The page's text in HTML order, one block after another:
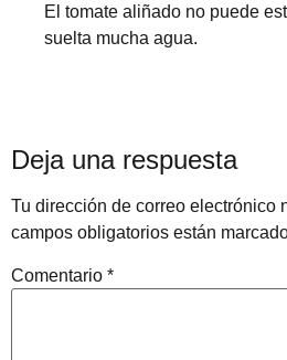
El tomate aliñado no puede
suelta mucha agua.
Deja una respuesta
Tu dirección de correo electrónico
campos obligatorios están
Comentario *